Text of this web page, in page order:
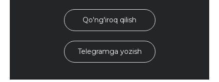
Qo'ng'iroq qilish
Telegramga yozish